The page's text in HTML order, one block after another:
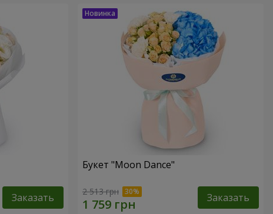
Заказать
Букет "Moon Dance"
2 513 грн Заказать